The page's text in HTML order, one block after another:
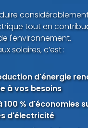
tout en
l'environnement.
solaires, c’est :
d'énergie
à vos besoins
100 % d'économies
d'électricité